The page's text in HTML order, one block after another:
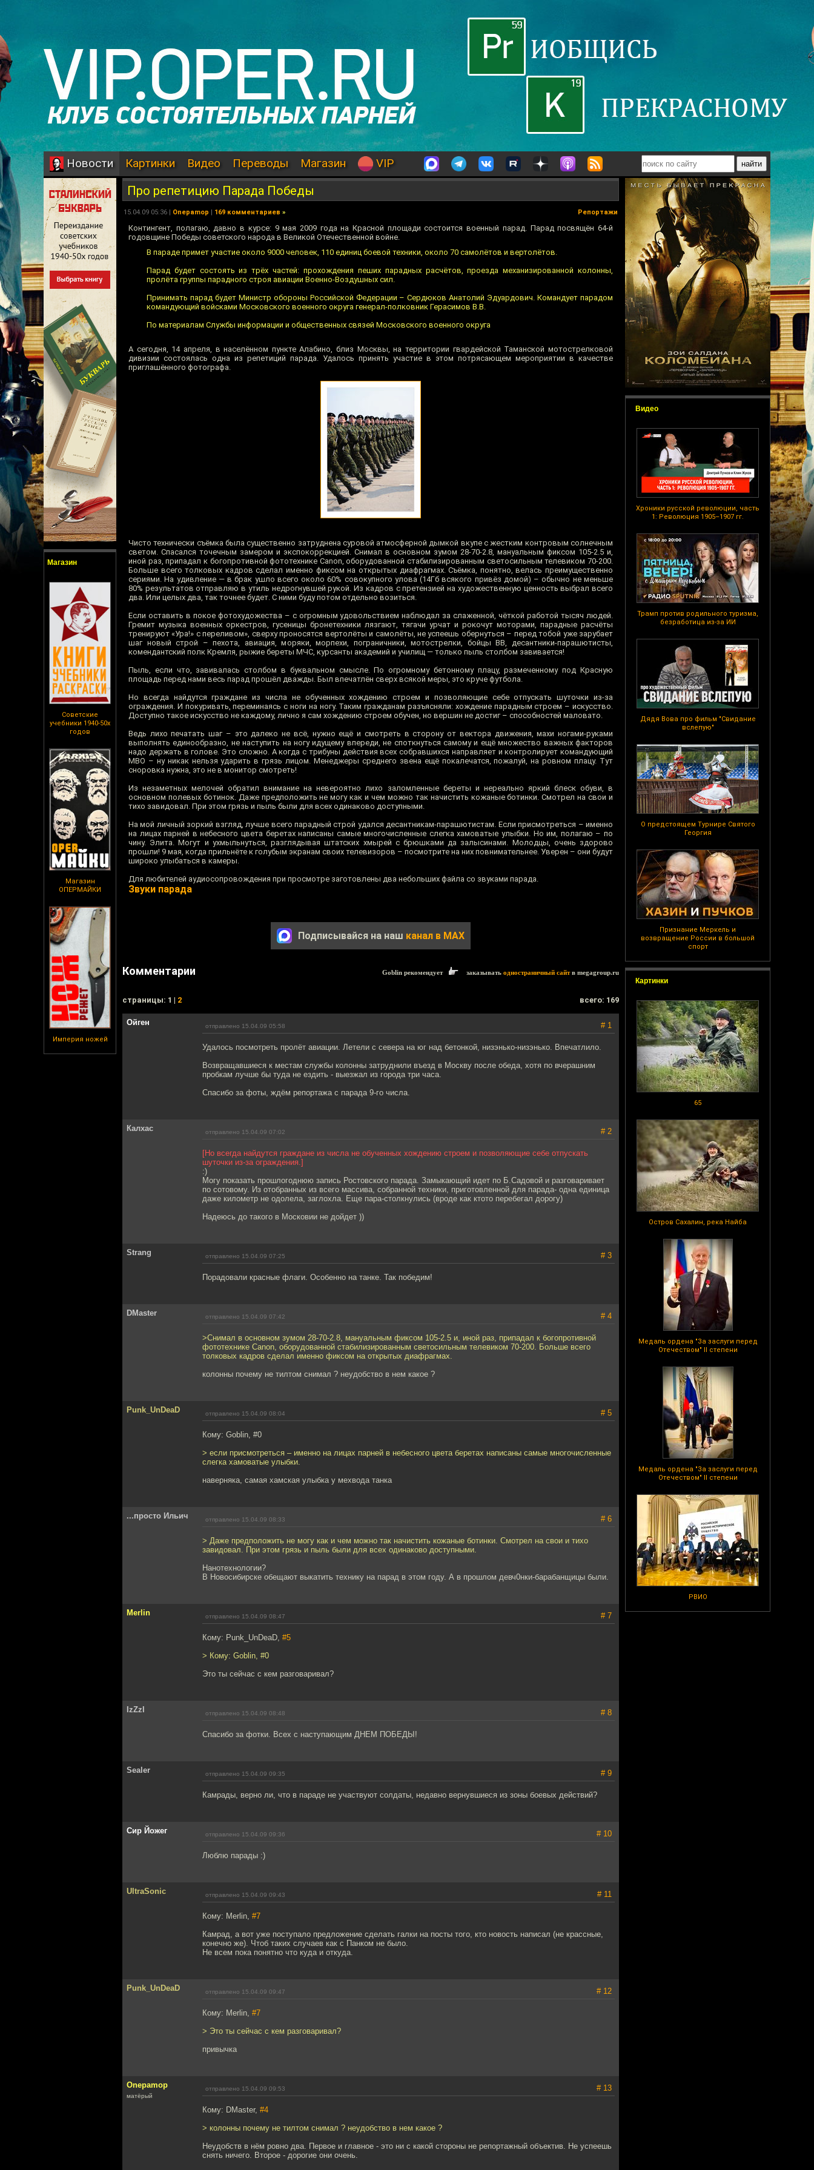
Новости Картинки Видео Переводы Магазин VIP
Магазин
Советские
учебники 1940-50х
годов
Магазин
ОПЕРМАЙКИ
Империя ножей
Видео
Хроники русской революции, часть
1: Революция 1905–1907 гг.
Трамп против родильного туризма,
безработица из-за ИИ
Дядя Вова про фильм "Свидание
вслепую"
О предстоящем Турнире Святого
Георгия
Признание Меркель и
возвращение России в большой
спорт
Картинки
65
Остров Сахалин, река Найба
Медаль ордена "За заслуги перед
Отечеством" II степени
Медаль ордена "За заслуги перед
Отечеством" II степени
РВИО
Про репетицию Парада Победы
15.04.09 05:36 | Onepamop | 169 комментариев » Репортажи
Контингент, полагаю, давно в курсе: 9 мая 2009 года на Красной площади состоится военный парад. Парад посвящён 64-й
годовщине Победы советского народа в Великой Отечественной войне.
В параде примет участие около 9000 человек, 110 единиц боевой техники, около 70 самолётов и вертолётов.
Парад будет состоять из трёх частей: прохождения пеших парадных расчётов, проезда механизированной колонны,
пролёта группы парадного строя авиации Военно-Воздушных сил.
Принимать парад будет Министр обороны Российской Федерации – Сердюков Анатолий Эдуардович. Командует парадом
командующий войсками Московского военного округа генерал-полковник Герасимов В.В.
По материалам Службы информации и общественных связей Московского военного округа
А сегодня, 14 апреля, в населённом пункте Алабино, близ Москвы, на территории гвардейской Таманской мотострелковой
дивизии состоялась одна из репетиций парада. Удалось принять участие в этом потрясающем мероприятии в качестве
приглашённого фотографа.
Чисто технически съёмка была существенно затруднена суровой атмосферной дымкой вкупе с жестким контровым солнечным
светом. Спасался точечным замером и экспокоррекцией. Снимал в основном зумом 28-70-2.8, мануальным фиксом 105-2.5 и,
иной раз, припадал к богопротивной фототехнике Canon, оборудованной стабилизированным светосильным телевиком 70-200.
Больше всего толковых кадров сделал именно фиксом на открытых диафрагмах. Съёмка, понятно, велась преимущественно
сериями. На удивление — в брак ушло всего около 60% совокупного улова (14Гб всякого привёз домой) – обычно не меньше
80% результатов отправляю в утиль недрогнувшей рукой. Из кадров с претензией на художественную ценность выбрал всего
два. Или целых два, так точнее будет. С ними буду потом отдельно возиться.
Если оставить в покое фотохудожества – с огромным удовольствием наблюдал за слаженной, чёткой работой тысяч людей.
Гремит музыка военных оркестров, гусеницы бронетехники лязгают, тягачи урчат и рокочут моторами, парадные расчёты
тренируют «Ура!» с переливом», сверху проносятся вертолёты и самолёты, не успеешь обернуться – перед тобой уже зарубает
шаг новый строй – пехота, авиация, моряки, морпехи, пограничники, мотострелки, бойцы ВВ, десантники-парашютисты,
комендантский полк Кремля, рыжие береты МЧС, курсанты академий и училищ — только пыль столбом завивается!
Пыль, если что, завивалась столбом в буквальном смысле. По огромному бетонному плацу, размеченному под Красную
площадь перед нами весь парад прошёл дважды. Был впечатлён сверх всякой меры, это круче футбола.
Но всегда найдутся граждане из числа не обученных хождению строем и позволяющие себе отпускать шуточки из-за
ограждения. И покуривать, переминаясь с ноги на ногу. Таким гражданам разъясняли: хождение парадным строем – искусство.
Доступно такое искусство не каждому, лично я сам хождению строем обучен, но вершин не достиг – способностей маловато.
Ведь лихо печатать шаг – это далеко не всё, нужно ещё и смотреть в сторону от вектора движения, махи ногами-руками
выполнять единообразно, не наступить на ногу идущему впереди, не споткнуться самому и ещё множество важных факторов
надо держать в голове. Это сложно. А когда с трибуны действия всех собравшихся направляет и контролирует командующий
МВО – ну никак нельзя ударить в грязь лицом. Менеджеры среднего звена ещё покалечатся, пожалуй, на ровном плацу. Тут
сноровка нужна, это не в монитор смотреть!
Из незаметных мелочей обратил внимание на невероятно лихо заломленные береты и нереально яркий блеск обуви, в
основном полевых ботинок. Даже предположить не могу как и чем можно так начистить кожаные ботинки. Смотрел на свои и
тихо завидовал. При этом грязь и пыль были для всех одинаково доступными.
На мой личный зоркий взгляд, лучше всего парадный строй удался десантникам-парашютистам. Если присмотреться – именно
на лицах парней в небесного цвета беретах написаны самые многочисленные слегка хамоватые улыбки. Но им, полагаю – по
чину. Элита. Могут и ухмыльнуться, разглядывая штатских хмырей с брюшками да залысинами. Молодцы, очень здорово
прошли! 9 мая, когда прильнёте к голубым экранам своих телевизоров – посмотрите на них повнимательнее. Уверен – они будут
широко улыбаться в камеры.
Для любителей аудиосопровождения при просмотре заготовлены два небольших файла со звуками парада.
Звуки парада
Подписывайся на наш канал в MAX
Комментарии Goblin рекомендует заказывать одностраничный сайтв megagroup.ru
cтраницы: 1 | 2 всего: 169
Ойген отправлено 15.04.09 05:58 # 1
Удалось посмотреть пролёт авиации. Летели с севера на юг над бетонкой, низэнько-низэнько. Впечатлило.
Возвращавшиеся к местам службы колонны затруднили въезд в Москву после обеда, хотя по вчерашним
пробкам лучше бы туда не ездить - выезжал из города три часа.
Спасибо за фоты, ждём репортажа с парада 9-го числа.
Калхас отправлено 15.04.09 07:02 # 2
[Но всегда найдутся граждане из числа не обученных хождению строем и позволяющие себе отпускать
шуточки из-за ограждения.]
:)
Могу показать прошлогоднюю запись Ростовского парада. Замыкающий идет по Б.Садовой и разговаривает
по сотовому. Из отобранных из всего массива, собранной техники, приготовленной для парада- одна единица
даже километр не одолела, заглохла. Еще пара-столкнулись (вроде как ктото перебегал дорогу)
Надеюсь до такого в Московии не дойдет ))
Strang отправлено 15.04.09 07:25 # 3
Порадовали красные флаги. Особенно на танке. Так победим!
DMaster отправлено 15.04.09 07:42 # 4
>Снимал в основном зумом 28-70-2.8, мануальным фиксом 105-2.5 и, иной раз, припадал к богопротивной
фототехнике Canon, оборудованной стабилизированным светосильным телевиком 70-200. Больше всего
толковых кадров сделал именно фиксом на открытых диафрагмах.
колонны почему не тилтом снимал ? неудобство в нем какое ?
Punk_UnDeaD отправлено 15.04.09 08:04 # 5
Кому: Goblin, #0
> если присмотреться – именно на лицах парней в небесного цвета беретах написаны самые многочисленные
слегка хамоватые улыбки.
наверняка, самая хамская улыбка у мехвода танка
...просто Ильич отправлено 15.04.09 08:33 # 6
> Даже предположить не могу как и чем можно так начистить кожаные ботинки. Смотрел на свои и тихо
завидовал. При этом грязь и пыль были для всех одинаково доступными.
Нанотехнологии?
В Новосибирске обещают выкатить технику на парад в этом году. А в прошлом девч0нки-барабанщицы были.
Merlin отправлено 15.04.09 08:47 # 7
Кому: Punk_UnDeaD, #5
> Кому: Goblin, #0
Это ты сейчас с кем разговаривал?
IzZzI отправлено 15.04.09 08:48 # 8
Спасибо за фотки. Всех с наступающим ДНЕМ ПОБЕДЫ!
Sealer отправлено 15.04.09 09:35 # 9
Камрады, верно ли, что в параде не участвуют солдаты, недавно вернувшиеся из зоны боевых действий?
Сир Йожег отправлено 15.04.09 09:36 # 10
Люблю парады :)
UltraSonic отправлено 15.04.09 09:43 # 11
Кому: Merlin, #7
Камрад, а вот уже поступало предложение сделать галки на посты того, кто новость написал (не крассные,
конечно же). Чтоб таких случаев как с Панком не было.
Не всем пока понятно что куда и откуда.
Punk_UnDeaD отправлено 15.04.09 09:47 # 12
Кому: Merlin, #7
> Это ты сейчас с кем разговаривал?
привычка
Onepamop
матёрый
отправлено 15.04.09 09:53 # 13
Кому: DMaster, #4
> колонны почему не тилтом снимал ? неудобство в нем какое ?
Неудобств в нём ровно два. Первое и главное - это ни с какой стороны не репортажный объектив. Не успеешь
снять ничего. Второе - дорогие они очень.